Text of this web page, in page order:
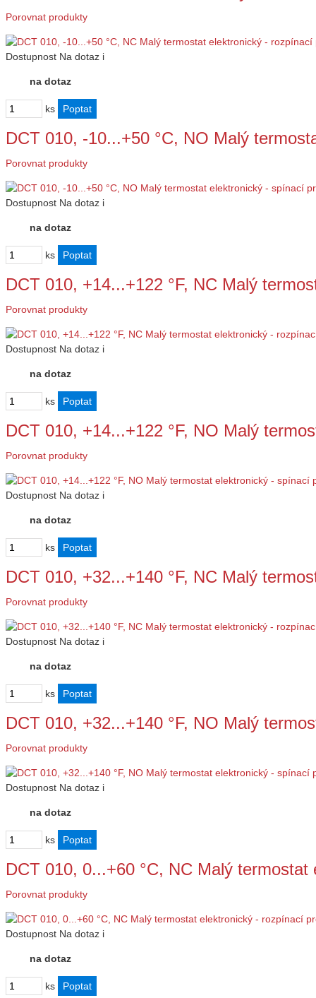
Porovnat produkty
Dostupnost Na dotaz i
na dotaz
ks
DCT 010, -10...+50 °C, NO Malý
Porovnat produkty
Dostupnost Na dotaz i
na dotaz
ks
DCT 010, +14...+122 °F, NC Malý
Porovnat produkty
Dostupnost Na dotaz i
na dotaz
ks
DCT 010, +14...+122 °F, NO Malý
Porovnat produkty
Dostupnost Na dotaz i
na dotaz
ks
DCT 010, +32...+140 °F, NC Malý
Porovnat produkty
Dostupnost Na dotaz i
na dotaz
ks
DCT 010, +32...+140 °F, NO Malý
Porovnat produkty
Dostupnost Na dotaz i
na dotaz
ks
DCT 010, 0...+60 °C, NC Malý
Porovnat produkty
Dostupnost Na dotaz i
na dotaz
ks